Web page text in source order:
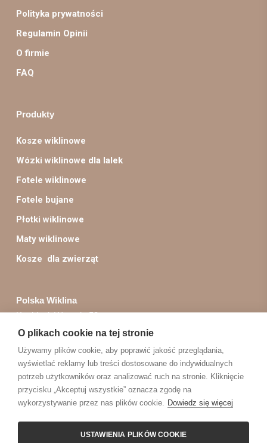
Polityka prywatności
Regulamin Opinii
O firmie
FAQ
Produkty
Kosze wiklinowe
Wózki wiklinowe dla lalek
Fotele wiklinowe
Fotele bujane
Płotki wiklinowe
Maty wiklinowe
Kosze dla zwierząt
Polska Wiklina
Kopki, ul. Wygoda 58
37-420 Rudnik nad Sanem
Obsługa zamówień:
sklep@polskawiklina.pl
+48 603 17 09 26
O plikach cookie na tej stronie
Używamy plików cookie, aby poprawić jakość przeglądania,
wyświetlać reklamy lub treści dostosowane do indywidualnych
potrzeb użytkowników oraz analizować ruch na stronie. Kliknięcie
przycisku „Akceptuj wszystkie” oznacza zgodę na
wykorzystywanie przez nas plików cookie. Dowiedz się więcej
USTAWIENIA PLIKÓW COOKIE